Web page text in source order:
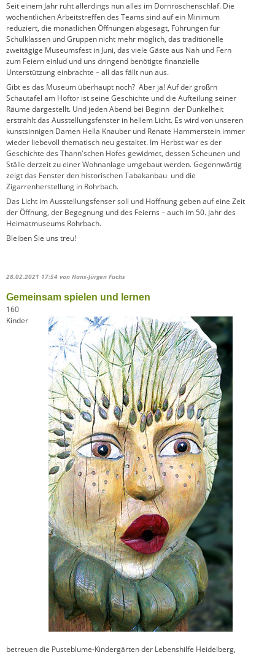
Seit einem Jahr ruht allerdings nun alles im Dornröschenschlaf. Die
wöchentlichen Arbeitstreffen des Teams sind auf ein Minimum
reduziert, die monatlichen Öffnungen abgesagt, Führungen für
Schulklassen und Gruppen nicht mehr möglich, das traditionelle
zweitägige Museumsfest in Juni, das viele Gäste aus Nah und Fern
zum Feiern einlud und uns dringend benötigte finanzielle
Unterstützung einbrachte – all das fällt nun aus.
Gibt es das Museum überhaupt noch? Aber ja! Auf der großrn
Schautafel am Hoftor ist seine Geschichte und die Aufteilung seiner
Räume dargestellt. Und jeden Abend bei Beginn der Dunkelheit
erstrahlt das Ausstellungsfenster in hellem Licht. Es wird von unseren
kunstsinnigen Damen Hella Knauber und Renate Hammerstein immer
wieder liebevoll thematisch neu gestaltet. Im Herbst war es der
Geschichte des Thann'schen Hofes gewidmet, dessen Scheunen und
Ställe derzeit zu einer Wohnanlage umgebaut werden. Gegennwärtig
zeigt das Fenster den historischen Tabakanbau und die
Zigarrenherstellung in Rohrbach.
Das Licht im Ausstellungsfenser soll und Hoffnung geben auf eine Zeit
der Öffnung, der Begegnung und des Feierns – auch im 50. Jahr des
Heimatmuseums Rohrbach.
Bleiben Sie uns treu!
28.02.2021 17:54 von Hans-Jürgen Fuchs
Gemeinsam spielen und lernen
160
Kinder
betreuen die Pusteblume-Kindergärten der Lebenshilfe Heidelberg,